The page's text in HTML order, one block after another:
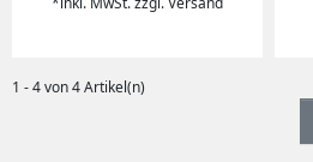
1 - 4 von 4 Artikel(n)